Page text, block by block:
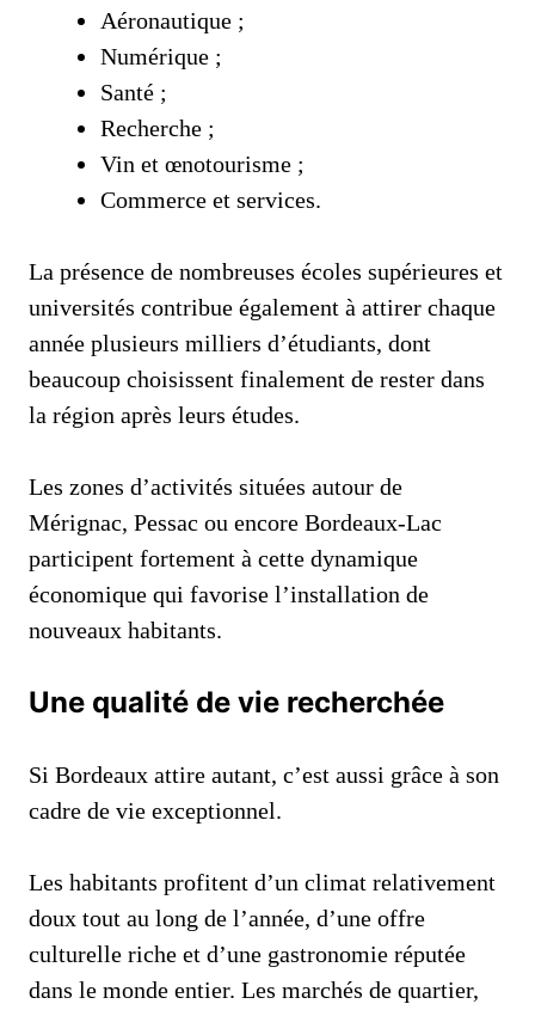
Aéronautique ;
Numérique ;
Santé ;
Recherche ;
Vin et œnotourisme ;
Commerce et services.
La présence de nombreuses écoles supérieures et
universités contribue également à attirer chaque
année plusieurs milliers d’étudiants, dont
beaucoup choisissent finalement de rester dans
la région après leurs études.
Les zones d’activités situées autour de
Mérignac, Pessac ou encore Bordeaux-Lac
participent fortement à cette dynamique
économique qui favorise l’installation de
nouveaux habitants.
Une qualité de vie recherchée
Si Bordeaux attire autant, c’est aussi grâce à son
cadre de vie exceptionnel.
Les habitants profitent d’un climat relativement
doux tout au long de l’année, d’une offre
culturelle riche et d’une gastronomie réputée
dans le monde entier. Les marchés de quartier,